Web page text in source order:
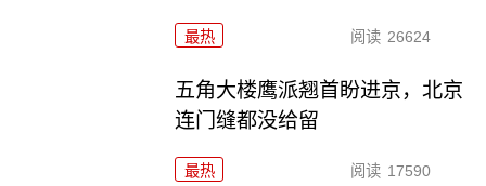
最热 阅读 26624
五角大楼鹰派翘首盼进京，北京
连门缝都没给留
最热 阅读 17590